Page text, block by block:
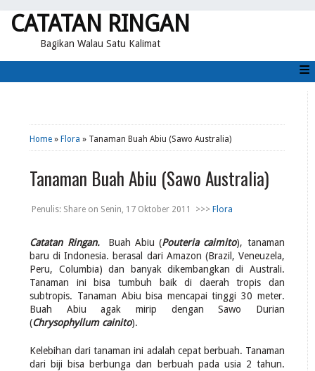
CATATAN RINGAN
Bagikan Walau Satu Kalimat
≡
Home » Flora » Tanaman Buah Abiu (Sawo Australia)
Tanaman Buah Abiu (Sawo Australia)
Penulis: Share on Senin, 17 Oktober 2011 >>> Flora
Catatan Ringan. Buah Abiu (Pouteria caimito), tanaman
baru di Indonesia. berasal dari Amazon (Brazil, Veneuzela,
Peru, Columbia) dan banyak dikembangkan di Australi.
Tanaman ini bisa tumbuh baik di daerah tropis dan
subtropis. Tanaman Abiu bisa mencapai tinggi 30 meter.
Buah Abiu agak mirip dengan Sawo Durian
(Chrysophyllum cainito).
Kelebihan dari tanaman ini adalah cepat berbuah. Tanaman
dari biji bisa berbunga dan berbuah pada usia 2 tahun.